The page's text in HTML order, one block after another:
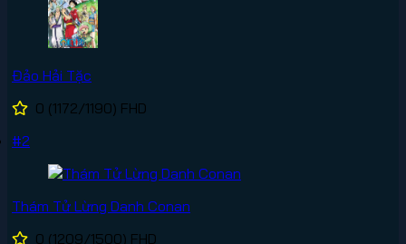
Đảo Hải Tặc
0 (1172/1190) FHD
#2
Thám Tử Lừng Danh Conan
0 (1209/1500) FHD